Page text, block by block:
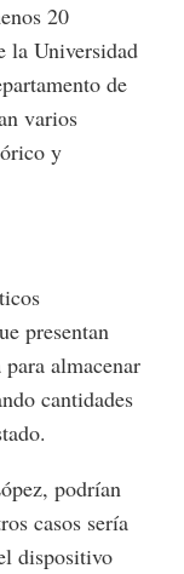
20
la Universidad
de
varios
y
presentan
almacenar
cantidades
podrían
casos sería
dispositivo